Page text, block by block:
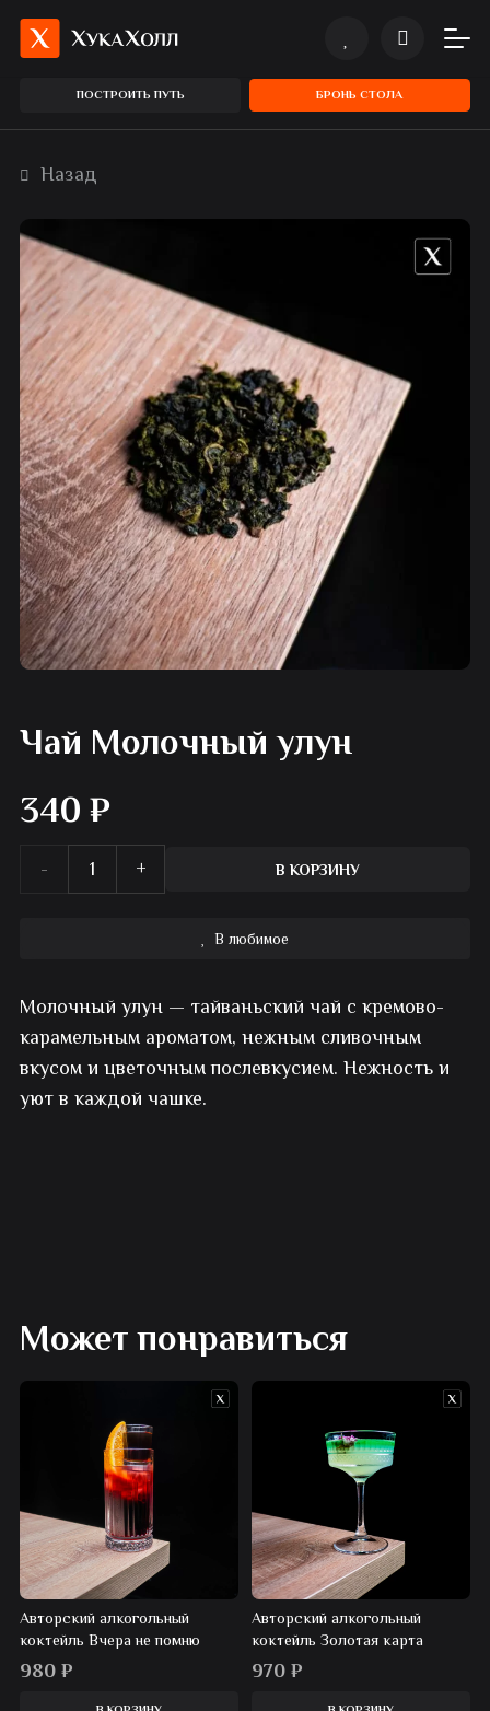
ПОСТРОИТЬ ПУТЬ БРОНЬ СТОЛА
Назад
Чай Молочный улун
340 ₽
Количество
Молочный
улун
В КОРЗИНУ
В любимое
Молочный улун — тайваньский чай с кремово-
карамельным ароматом, нежным сливочным
вкусом и цветочным послевкусием. Нежность и
уют в каждой чашке.
Может понравиться
Авторский алкогольный
коктейль Вчера не помню
980 ₽
Авторский алкогольный
коктейль Золотая карта
970₽